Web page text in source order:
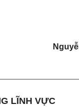
LĨNH VỰC